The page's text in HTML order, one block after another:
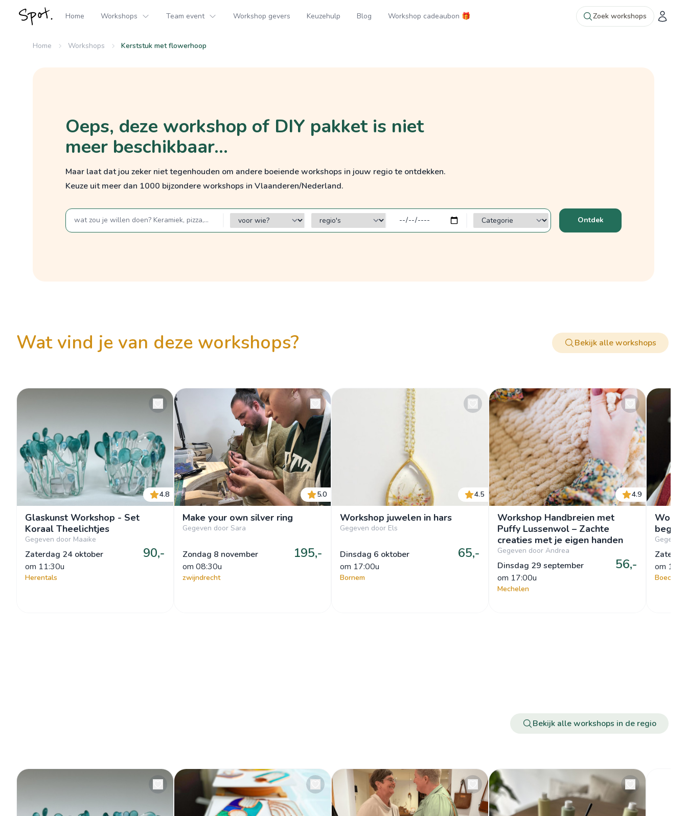
Home Workshops Team event Workshop gevers Keuzehulp Blog Workshop cadeaubon 🎁 Zoek workshops
Home Workshops Kerststuk met flowerhoop
Oeps, deze workshop of DIY pakket is niet
meer beschikbaar...
Maar laat dat jou zeker niet tegenhouden om andere boeiende workshops in jouw regio te ontdekken.
Keuze uit meer dan 1000 bijzondere workshops in Vlaanderen/Nederland.
zoek op een term voor wie? regio's Categorie? Ontdek
wat vind je van deze workshops? Bekijk alle workshops
4.8
Glaskunst Workshop - Set
Koraal Theelichtjes
Gegeven door Maaike
Zaterdag 24 oktober
om 11:30u
90,-
Herentals
5.0
Make your own silver ring
Gegeven door Sara
Zondag 8 november
om 08:30u
195,-
zwijndrecht
4.5
Workshop juwelen in hars
Gegeven door Els
Dinsdag 6 oktober
om 17:00u
65,-
Bornem
4.9
Workshop Handbreien met
Puffy Lussenwol – Zachte
creaties met je eigen handen
Gegeven door Andrea
Dinsdag 29 september
om 17:00u
56,-
Mechelen
Gegeven
om
Bekijk alle workshops in de regio